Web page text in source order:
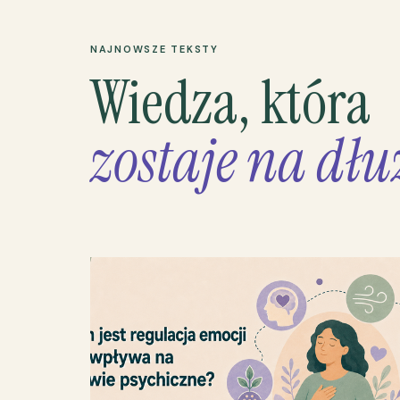
NAJNOWSZE TEKSTY
Wiedza, która
zostaje na